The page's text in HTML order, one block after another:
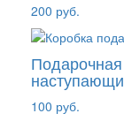
200 руб.
100 руб.